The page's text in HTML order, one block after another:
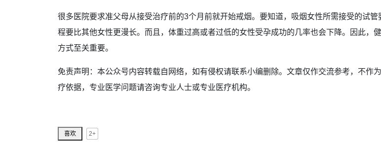
很多医院要求准父母从接受治疗前的3个月前就开始戒烟。要知道，吸烟女性所需接受的试管
程要比其他女性更漫长。而且，体重过高或者过低的女性受孕成功的几率也会下降。因此，
方式至关重要。
免责声明：本公众号内容转载自网络，如有侵权请联系小编删除。文章仅作交流参考，不作
疗依据，专业医学问题请咨询专业人士或专业医疗机构。
喜欢 2+